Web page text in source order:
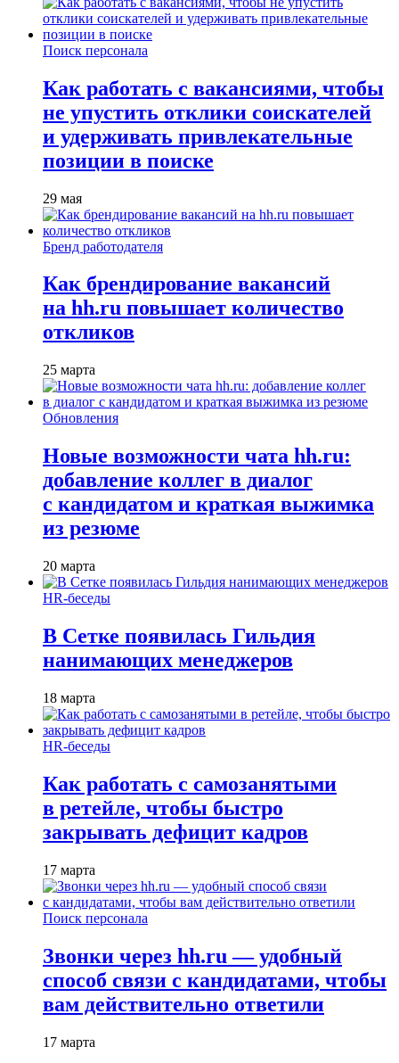
Поиск персонала
Как работать с вакансиями, чтобы
не упустить отклики соискателей
и удерживать привлекательные
позиции в поиске
29 мая
Бренд работодателя
Как брендирование вакансий
на hh.ru повышает количество
откликов
25 марта
Обновления
Новые возможности чата hh.ru:
добавление коллег в диалог
с кандидатом и краткая выжимка
из резюме
20 марта
HR-беседы
В Сетке появилась Гильдия
нанимающих менеджеров
18 марта
HR-беседы
Как работать с самозанятыми
в ретейле, чтобы быстро
закрывать дефицит кадров
17 марта
Поиск персонала
Звонки через hh.ru — удобный
способ связи с кандидатами, чтобы
вам действительно ответили
17 марта